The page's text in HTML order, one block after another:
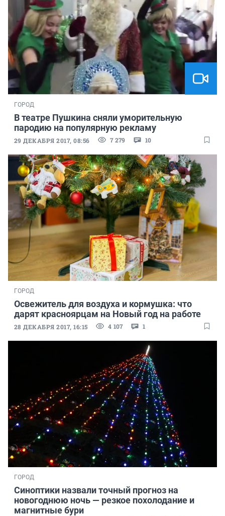
ГОРОД
В театре Пушкина сняли уморительную
пародию на популярную рекламу
29 ДЕКАБРЯ 2017, 08:56 7 279 10
ГОРОД
Освежитель для воздуха и кормушка: что
дарят красноярцам на Новый год на работе
28 ДЕКАБРЯ 2017, 16:15 4 107 1
ГОРОД
Синоптики назвали точный прогноз на
новогоднюю ночь — резкое похолодание и
магнитные бури